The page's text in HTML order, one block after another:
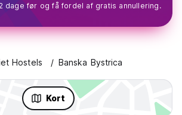
dage før og få fordel af gratis annullering.
Hostels Banska Bystrica
Kort